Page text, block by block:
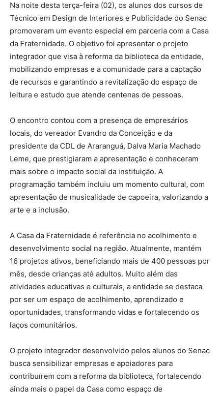
Na noite desta terça-feira (02), os alunos dos cursos de
Técnico em Design de Interiores e Publicidade do Senac
promoveram um evento especial em parceria com a Casa
da Fraternidade. O objetivo foi apresentar o projeto
integrador que visa à reforma da biblioteca da entidade,
mobilizando empresas e a comunidade para a captação
de recursos e garantindo a revitalização do espaço de
leitura e estudo que atende centenas de pessoas.
O encontro contou com a presença de empresários
locais, do vereador Evandro da Conceição e da
presidente da CDL de Araranguá, Dalva Maria Machado
Leme, que prestigiaram a apresentação e conheceram
mais sobre o impacto social da instituição. A
programação também incluiu um momento cultural, com
apresentação de musicalidade de capoeira, valorizando a
arte e a inclusão.
A Casa da Fraternidade é referência no acolhimento e
desenvolvimento social na região. Atualmente, mantém
16 projetos ativos, beneficiando mais de 400 pessoas por
mês, desde crianças até adultos. Muito além das
atividades educativas e culturais, a entidade se destaca
por ser um espaço de acolhimento, aprendizado e
oportunidades, transformando vidas e fortalecendo os
laços comunitários.
O projeto integrador desenvolvido pelos alunos do Senac
busca sensibilizar empresas e apoiadores para
contribuírem com a reforma da biblioteca, fortalecendo
ainda mais o papel da Casa como espaço de